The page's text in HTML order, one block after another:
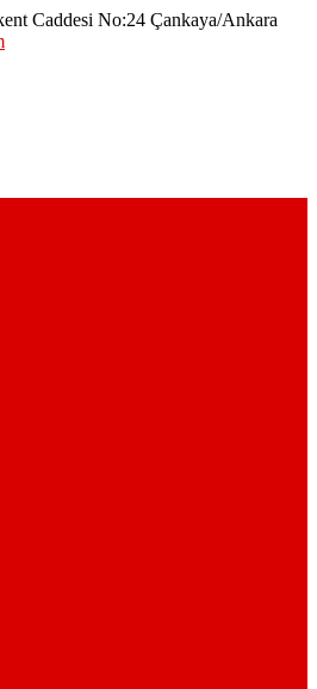
Caddesi No:24 Çankaya/Ankara